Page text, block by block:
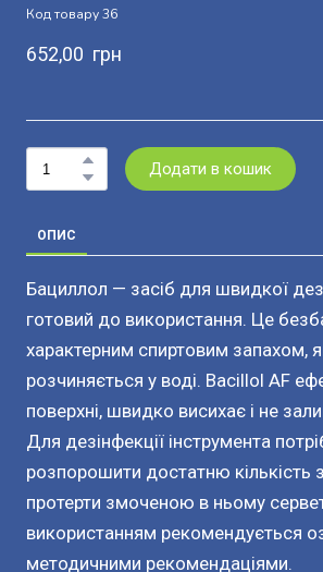
Код товару 36
652,00  грн
Додати в кошик
ОПИС
Бациллол — засіб для швидкої
готовий до використання. Це
характерним спиртовим запахом,
розчиняється у воді. Bacillol AF
поверхні, швидко висихає і не
Для дезінфекції інструмента
розпорошити достатню кількість
протерти змоченою в ньому
використанням рекомендується
методичними рекомендаціями.